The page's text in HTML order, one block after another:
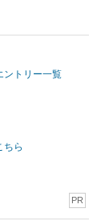
ントリー一覧
ちら
PR